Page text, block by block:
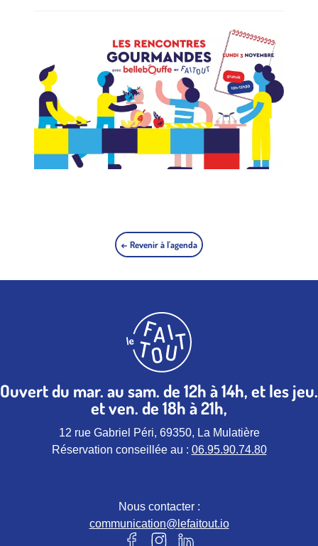
← Revenir à l'agenda
Ouvert du mar. au sam. de 12h à 14h, et les jeu.
et ven. de 18h à 21h,
12 rue Gabriel Péri, 69350, La Mulatière
Réservation conseillée au : 06.95.90.74.80
Nous contacter :
communication@lefaitout.io
Notre page Facebook (nouvel
Notre page instagram (nouvel
Notre page Linkedin